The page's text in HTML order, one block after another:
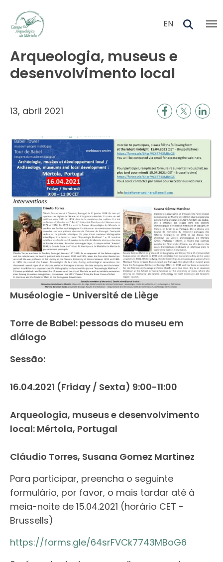
EN
Arqueologia, museus e
desenvolvimento local
13, abril 2021
Muséologie - Université de Liège
Torre de Babel: pessoas do museu em
diálogo
Sessão:
16.04.2021 (Friday / Sexta) 9:00-11:00
Arqueologia, museus e desenvolvimento
local: Mértola, Portugal
Cláudio Torres, Susana Gomez Martinez
Para participar, preencha o seguinte
formulário, por favor, o mais tardar até à
meia-noite de 15.04.2021 (horário CET -
Brussells)
https://forms.gle/64srFVCk7743MBoG6